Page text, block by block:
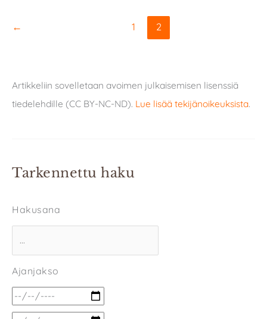
← 1 2
Artikkeliin sovelletaan avoimen julkaisemisen lisenssiä
tiedelehdille (CC BY-NC-ND). Lue lisää tekijänoikeuksista.
Tarkennettu haku
Hakusana
Ajanjakso